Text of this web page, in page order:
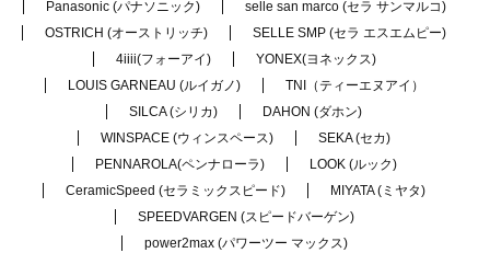
Panasonic (パナソニック)
selle san marco (セラ サンマルコ)
OSTRICH (オーストリッチ)
SELLE SMP (セラ エスエムピー)
4iiii(フォーアイ)
YONEX(ヨネックス)
LOUIS GARNEAU (ルイガノ)
TNI（ティーエヌアイ）
SILCA (シリカ)
DAHON (ダホン)
WINSPACE (ウィンスペース)
SEKA (セカ)
PENNAROLA(ペンナローラ)
LOOK (ルック)
CeramicSpeed (セラミックスピード)
MIYATA (ミヤタ)
SPEEDVARGEN (スピードバーゲン)
power2max (パワーツー マックス)